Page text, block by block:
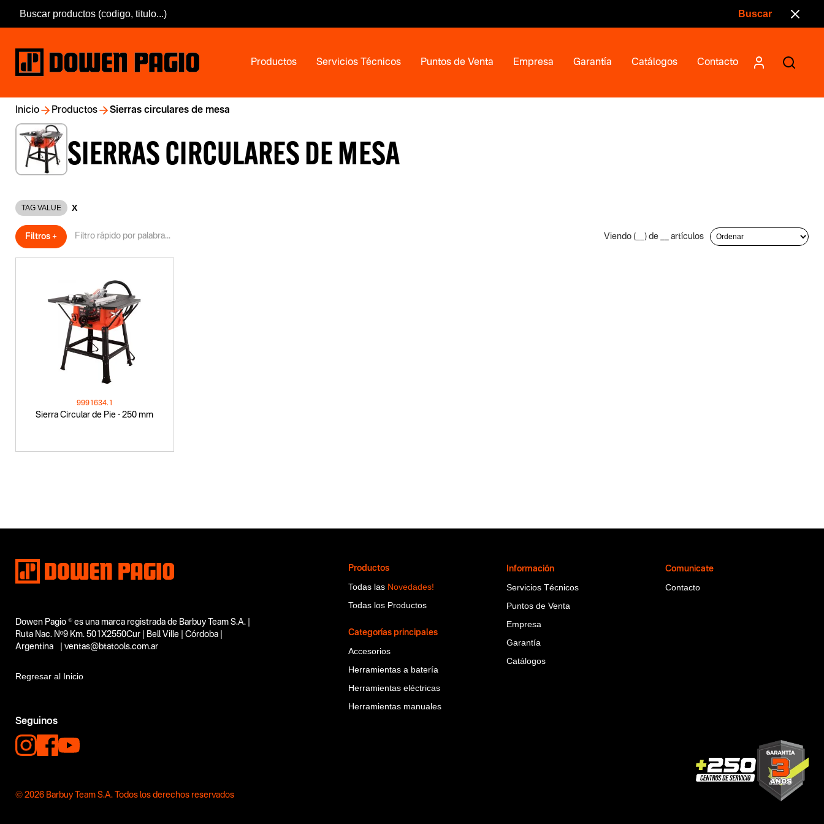
Productos Servicios Técnicos Puntos de Venta Empresa Garantía Catálogos Contacto
Inicio Productos Sierras circulares de mesa
SIERRAS CIRCULARES DE MESA
TAG VALUE X
Filtros + Viendo ( ) de artículos
Sierra Circular de Pie - 250 mm
9991634.1
Dowen Pagio ® es una marca registrada de Barbuy Team S.A. |
Ruta Nac. Nº9 Km. 501X2550Cur | Bell Ville | Córdoba |
Argentina | ventas@btatools.com.ar
Regresar al Inicio
Seguinos
© 2026 Barbuy Team S.A. Todos los derechos reservados
Productos
Todas las Novedades!
Todas los Productos
Categorías principales
Accesorios
Herramientas a batería
Herramientas eléctricas
Herramientas manuales
Información
Servicios Técnicos
Puntos de Venta
Empresa
Garantía
Catálogos
Comunicate
Contacto